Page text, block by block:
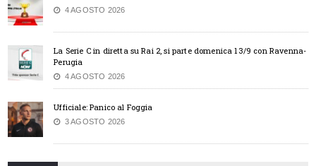
4 AGOSTO 2026
La Serie C in diretta su Rai 2, si parte domenica 13/9 con Ravenna-
Perugia
4 AGOSTO 2026
Ufficiale: Panico al Foggia
3 AGOSTO 2026